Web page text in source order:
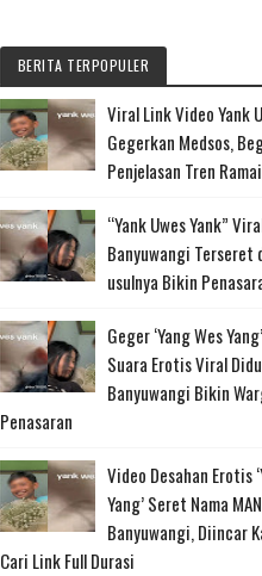
BERITA TERPOPULER
Viral Link Video Yank
Gegerkan Medsos,
Penjelasan Tren
“Yank Uwes Yank”
Banyuwangi Terseret
usulnya Bikin
Geger ‘Yang Wes
Suara Erotis Viral
Banyuwangi Bikin
Penasaran
Video Desahan Erotis
Yang’ Seret Nama
Banyuwangi, Diincar
Cari Link Full Durasi